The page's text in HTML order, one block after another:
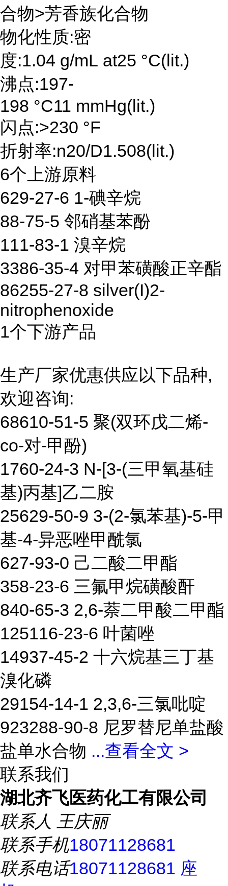
合物>芳香族化合物
物化性质:密
度:1.04 g/mL at25 °C(lit.)
沸点:197-
198 °C11 mmHg(lit.)
闪点:>230 °F
折射率:n20/D1.508(lit.)
6个上游原料
629-27-6 1-碘辛烷
88-75-5 邻硝基苯酚
111-83-1 溴辛烷
3386-35-4 对甲苯磺酸正辛酯
86255-27-8 silver(I)2-
nitrophenoxide
1个下游产品
生产厂家优惠供应以下品种,
欢迎咨询:
68610-51-5 聚(双环戊二烯-
co-对-甲酚)
1760-24-3 N-[3-(三甲氧基硅
基)丙基]乙二胺
25629-50-9 3-(2-氯苯基)-5-甲
基-4-异恶唑甲酰氯
627-93-0 己二酸二甲酯
358-23-6 三氟甲烷磺酸酐
840-65-3 2,6-萘二甲酸二甲酯
125116-23-6 叶菌唑
14937-45-2 十六烷基三丁基
溴化磷
29154-14-1 2,3,6-三氯吡啶
923288-90-8 尼罗替尼单盐酸
盐单水合物 ...查看全文 >
联系我们
湖北齐飞医药化工有限公司
联系人 王庆丽
联系手机18071128681
联系电话18071128681 座